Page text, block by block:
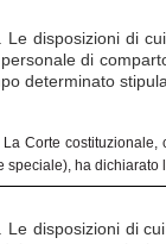
Le disposizioni di
di
determinato
La Corte costituzionale,
speciale), ha dichiarato
Le disposizioni di